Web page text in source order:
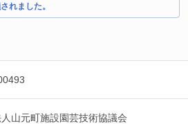
れました。
山元町施設園芸技術協議会